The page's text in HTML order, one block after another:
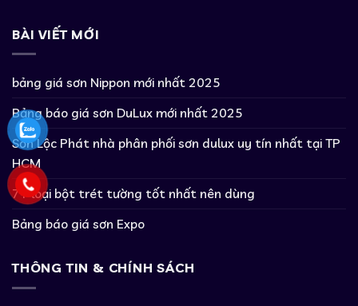
BÀI VIẾT MỚI
bảng giá sơn Nippon mới nhất 2025
Bảng báo giá sơn DuLux mới nhất 2025
Sơn Lộc Phát nhà phân phối sơn dulux uy tín nhất tại TP
HCM
7+ loại bột trét tường tốt nhất nên dùng
Bảng báo giá sơn Expo
THÔNG TIN & CHÍNH SÁCH